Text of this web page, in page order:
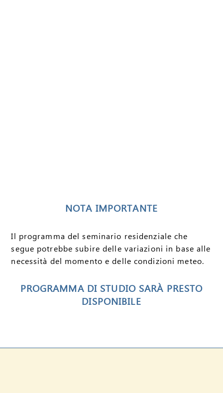
NOTA IMPORTANTE
Il programma del seminario residenziale che
segue potrebbe subire delle variazioni in base alle
necessità del momento e delle condizioni meteo.
PROGRAMMA DI STUDIO SARÀ PRESTO
DISPONIBILE